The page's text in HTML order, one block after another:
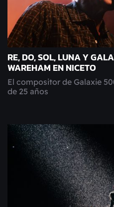
RE, DO, SOL, LUNA Y
WAREHAM EN NICETO
El compositor de Galaxie
de 25 años